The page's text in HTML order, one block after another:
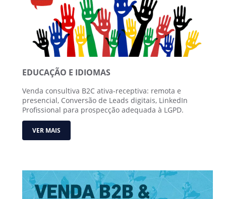
EDUCAÇÃO E IDIOMAS
Venda consultiva B2C ativa-receptiva: remota e
presencial, Conversão de Leads digitais, LinkedIn
Profissional para prospecção adequada à LGPD.
VER MAIS